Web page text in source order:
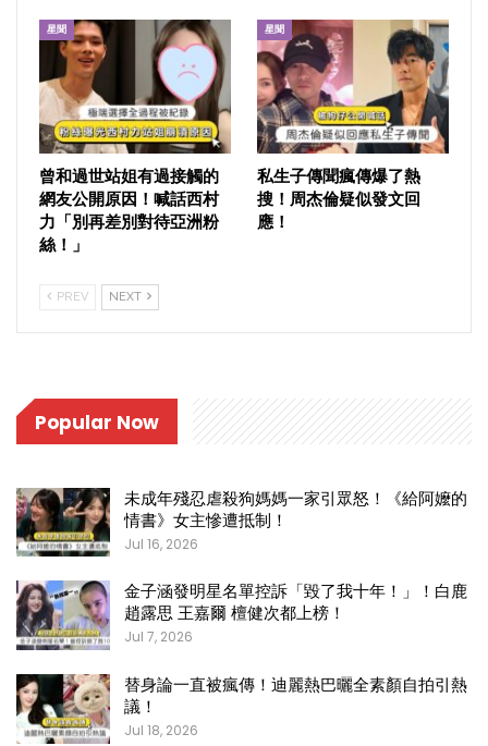
星聞
曾和過世站姐有過接觸的
網友公開原因！喊話西村
力「別再差別對待亞洲粉
絲！」
星聞
私生子傳聞瘋傳爆了熱
搜！周杰倫疑似發文回
應！
PREV NEXT
Popular Now
未成年殘忍虐殺狗媽媽一家引眾怒！《給阿嬤的
情書》女主慘遭抵制！
Jul 16, 2026
金子涵發明星名單控訴「毀了我十年！」！白鹿
趙露思 王嘉爾 檀健次都上榜！
Jul 7, 2026
替身論一直被瘋傳！迪麗熱巴曬全素顏自拍引熱
議！
Jul 18, 2026